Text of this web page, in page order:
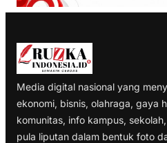
Media digital nasional yang
ekonomi, bisnis, olahraga, gaya
komunitas, info kampus,
pula liputan dalam bentuk foto